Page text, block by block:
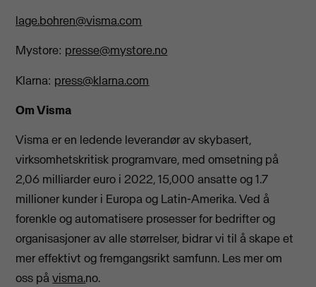
lage.bohren@visma.com
Mystore: presse@mystore.no
Klarna: press@klarna.com
Om Visma
Visma er en ledende leverandør av skybasert,
virksomhetskritisk programvare, med omsetning på
2,06 milliarder euro i 2022, 15,000 ansatte og 1.7
millioner kunder i Europa og Latin-Amerika. Ved å
forenkle og automatisere prosesser for bedrifter og
organisasjoner av alle størrelser, bidrar vi til å skape et
mer effektivt og fremgangsrikt samfunn. Les mer om
oss påvisma.no.